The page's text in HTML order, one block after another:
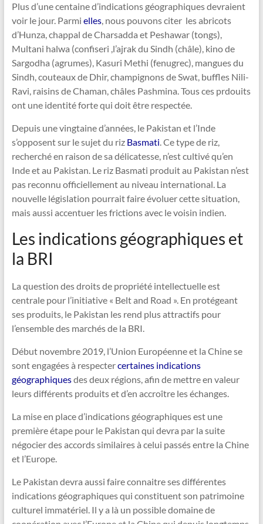
Plus d’une centaine d’indications géographiques devraient
voir le jour. Parmi elles, nous pouvons citer les abricots
d’Hunza, chappal de Charsadda et Peshawar (tongs),
Multani halwa (confiseri ,l’ajrak du Sindh (châle), kino de
Sargodha (agrumes), Kasuri Methi (fenugrec), mangues du
Sindh, couteaux de Dhir, champignons de Swat, buffles Nili-
Ravi, raisins de Chaman, châles Pashmina. Tous ces prdouits
ont une identité forte qui doit être respectée.
Depuis une vingtaine d’années, le Pakistan et l’Inde
s’opposent sur le sujet du riz Basmati. Ce type de riz,
recherché en raison de sa délicatesse, n’est cultivé qu’en
Inde et au Pakistan. Le riz Basmati produit au Pakistan n’est
pas reconnu officiellement au niveau international. La
nouvelle législation pourrait faire évoluer cette situation,
mais aussi accentuer les frictions avec le voisin indien.
Les indications géographiques et
la BRI
La question des droits de propriété intellectuelle est
centrale pour l’initiative « Belt and Road ». En protégeant
ses produits, le Pakistan les rend plus attractifs pour
l’ensemble des marchés de la BRI.
Début novembre 2019, l’Union Européenne et la Chine se
sont engagées à respectercertaines indications
géographiquesdes deux régions, afin de mettre en valeur
leurs différents produits et d’en accroître les échanges.
La mise en place d’indications géographiques est une
première étape pour le Pakistan qui devra par la suite
négocier des accords similaires à celui passés entre la Chine
et l’Europe.
Le Pakistan devra aussi faire connaitre ses différentes
indications géographiques qui constituent son patrimoine
culturel immatériel. Il y a là un possible domaine de